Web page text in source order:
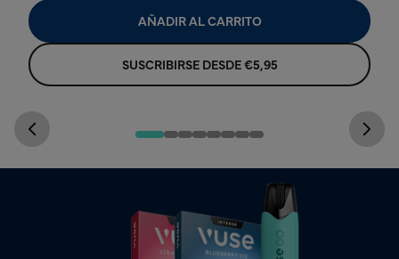
AÑADIR AL CARRITO
SUSCRIBIRSE DESDE €5,95